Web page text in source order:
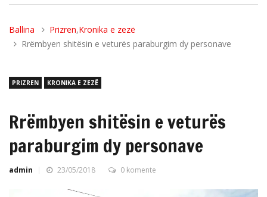
navigation
Ballina Prizren,Kronika e zezë
Rrëmbyen shitësin e veturës paraburgim dy personave
PRIZREN KRONIKA E ZEZË
Rrëmbyen shitësin e veturës
paraburgim dy personave
admin 23/05/2018 0 komente